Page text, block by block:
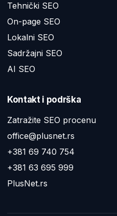
Tehnički SEO
On-page SEO
Lokalni SEO
Sadržajni SEO
AI SEO
Kontakt i podrška
Zatražite SEO procenu
office@plusnet.rs
+381 69 740 754
+381 63 695 999
PlusNet.rs